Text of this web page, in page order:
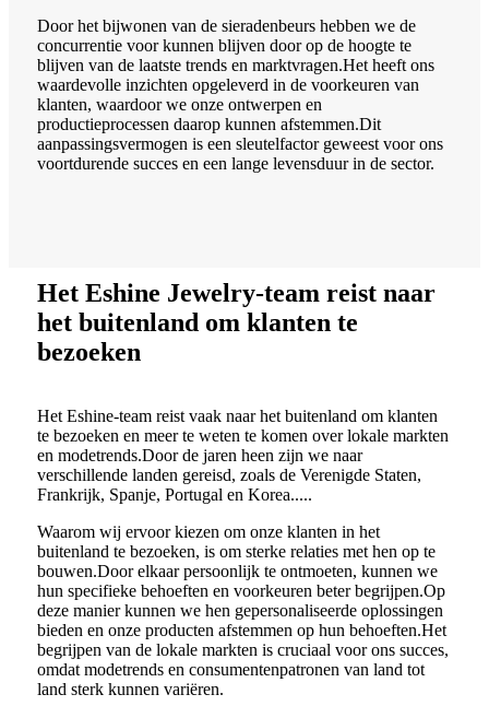
Door het bijwonen van de sieradenbeurs hebben we de
concurrentie voor kunnen blijven door op de hoogte te
blijven van de laatste trends en marktvragen.Het heeft ons
waardevolle inzichten opgeleverd in de voorkeuren van
klanten, waardoor we onze ontwerpen en
productieprocessen daarop kunnen afstemmen.Dit
aanpassingsvermogen is een sleutelfactor geweest voor ons
voortdurende succes en een lange levensduur in de sector.
Het Eshine Jewelry-team reist naar
het buitenland om klanten te
bezoeken
Het Eshine-team reist vaak naar het buitenland om klanten
te bezoeken en meer te weten te komen over lokale markten
en modetrends.Door de jaren heen zijn we naar
verschillende landen gereisd, zoals de Verenigde Staten,
Frankrijk, Spanje, Portugal en Korea.....
Waarom wij ervoor kiezen om onze klanten in het
buitenland te bezoeken, is om sterke relaties met hen op te
bouwen.Door elkaar persoonlijk te ontmoeten, kunnen we
hun specifieke behoeften en voorkeuren beter begrijpen.Op
deze manier kunnen we hen gepersonaliseerde oplossingen
bieden en onze producten afstemmen op hun behoeften.Het
begrijpen van de lokale markten is cruciaal voor ons succes,
omdat modetrends en consumentenpatronen van land tot
land sterk kunnen variëren.